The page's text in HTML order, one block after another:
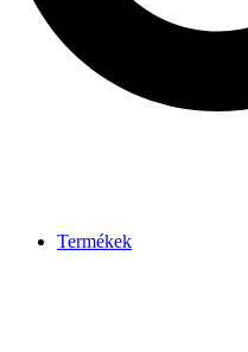
Termékek